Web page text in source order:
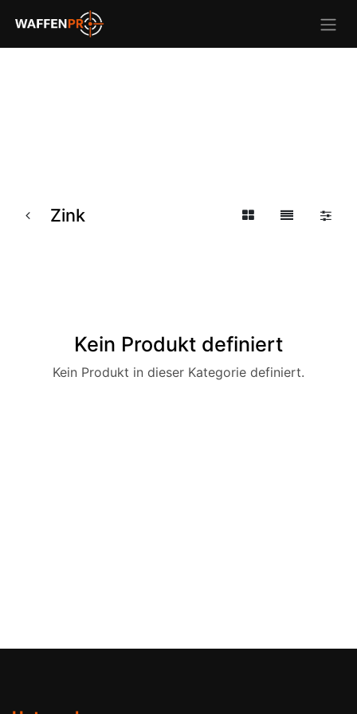
Zink
Kein Produkt definiert
Kein Produkt in dieser Kategorie definiert.